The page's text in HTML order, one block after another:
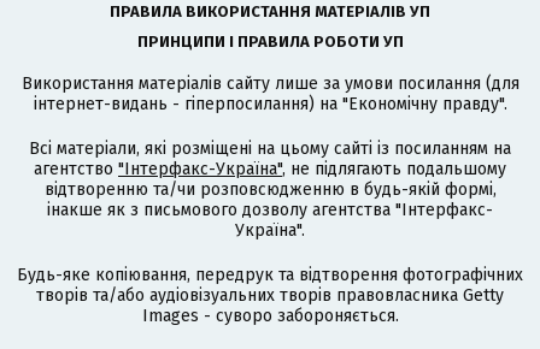
ПРАВИЛА ВИКОРИСТАННЯ МАТЕРІАЛІВ УП
ПРИНЦИПИ І ПРАВИЛА РОБОТИ УП
Використання матеріалів сайту лише за умови посилання (для
інтернет-видань - гіперпосилання) на "Економічну правду".
Всі матеріали, які розміщені на цьому сайті із посиланням на
агентство "Інтерфакс-Україна", не підлягають подальшому
відтворенню та/чи розповсюдженню в будь-якій формі,
інакше як з письмового дозволу агентства "Інтерфакс-
Україна".
Будь-яке копіювання, передрук та відтворення фотографічних
творів та/або аудіовізуальних творів правовласника Getty
Images - суворо забороняється.